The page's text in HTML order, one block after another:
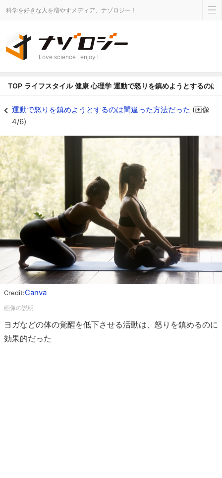
科学を好きな人を増やすメディア、ナゾロジー！
Love science , enjoy !
TOP ライフスタイル 健康 心理学 運動で怒りを鎮めようとするのは
運動で怒りを鎮めようとするのは間違った方法だった (画像
4/6)
Credit:Canva
ヨガなどの体の覚醒を低下させる活動は、怒りを鎮めるのに
効果的だった